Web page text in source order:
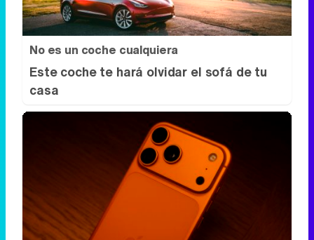
Más que un iPhone
¿El móvil también habla de ti?